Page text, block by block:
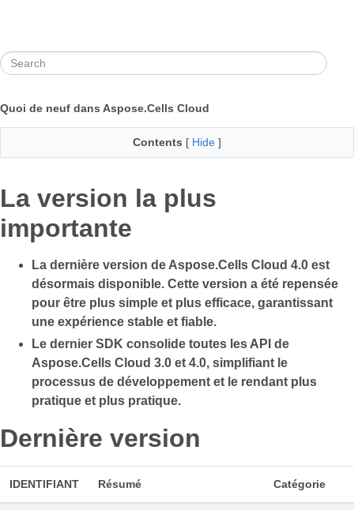
Quoi de neuf dans Aspose.Cells Cloud
Contents [ Hide ]
La version la plus
importante
La dernière version de Aspose.Cells Cloud 4.0 est
désormais disponible. Cette version a été repensée
pour être plus simple et plus efficace, garantissant
une expérience stable et fiable.
Le dernier SDK consolide toutes les API de
Aspose.Cells Cloud 3.0 et 4.0, simplifiant le
processus de développement et le rendant plus
pratique et plus pratique.
Dernière version
IDENTIFIANT Résumé Catégorie